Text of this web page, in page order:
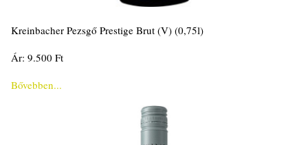
Kreinbacher Pezsgő Prestige Brut (V) (0,75l)
Ár: 9.500 Ft
Bővebben...